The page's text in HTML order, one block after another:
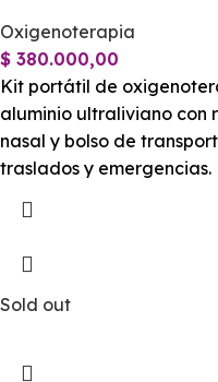
Oxigenoterapia
$ 380.000,00
Kit portátil de
aluminio ultraliviano con
nasal y bolso de
traslados y emergencias.
Sold out